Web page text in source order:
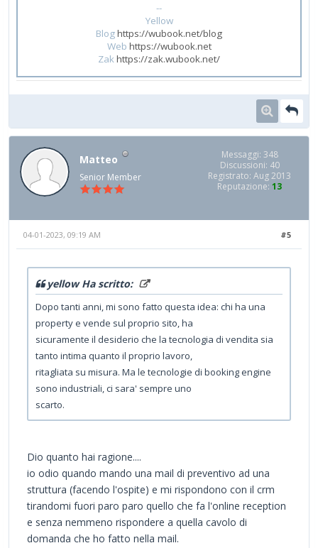
--
Yellow
Bloghttps://wubook.net/blog
Web https://wubook.net
Zak https://zak.wubook.net/
Matteo
Senior Member
Messaggi: 348
Discussioni: 40
Registrato: Aug 2013
Reputazione: 13
#5
04-01-2023, 09:19 AM
yellow Ha scritto:
Dopo tanti anni, mi sono fatto questa idea: chi ha una
property e vende sul proprio sito, ha
sicuramente il desiderio che la tecnologia di vendita sia
tanto intima quanto il proprio lavoro,
ritagliata su misura. Ma le tecnologie di booking engine
sono industriali, ci sara' sempre uno
scarto.
Dio quanto hai ragione....
io odio quando mando una mail di preventivo ad una
struttura (facendo l'ospite) e mi rispondono con il crm
tirandomi fuori paro paro quello che fa l'online reception
e senza nemmeno rispondere a quella cavolo di
domanda che ho fatto nella mail.